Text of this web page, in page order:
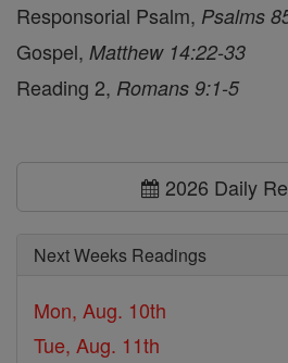
Responsorial Psalm, Psalms
Gospel, Matthew 14:22-33
Reading 2, Romans 9:1-5
2026 Daily
Next Weeks Readings
Mon, Aug. 10th
Tue, Aug. 11th